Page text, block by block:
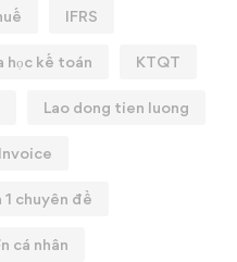
IFRS
học kế toán KTQT
Lao dong tien luong
chuyên đề
cá nhân